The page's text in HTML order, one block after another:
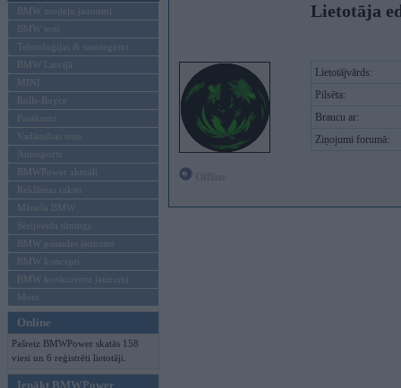
BMW modeļu jaunumi
BMW testi
Tehnoloģijas & sasniegumi
BMW Latvijā
MINI
Rolls-Royce
Pasākumi
Vadāmības tests
Autosports
BMWPower aktuāli
Reklāmas raksti
Mēneša BMW
Sērijveida tūnings
BMW pasaules jaunumi
BMW koncepti
BMW konkurentu jaunumi
Moto
Online
Pašreiz BMWPower skatās 158
viesi un 6 reģistrēti lietotāji.
Ienākt BMWPower
Lietotāja
Lietotājvārds:
Pilsēta:
Braucu ar:
Ziņojumi forumā: